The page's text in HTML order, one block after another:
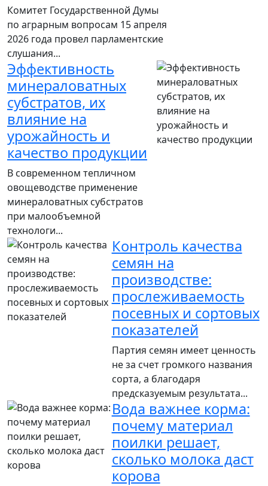
Комитет Государственной Думы
по аграрным вопросам 15 апреля
2026 года провел парламентские
слушания...
Эффективность
минераловатных
субстратов, их
влияние на
урожайность и
качество продукции
В современном тепличном
овощеводстве применение
минераловатных субстратов
при малообъемной
технологи...
Контроль качества
семян на
производстве:
прослеживаемость
посевных и сортовых
показателей
Партия семян имеет ценность
не за счет громкого названия
сорта, а благодаря
предсказуемым результата...
Вода важнее корма:
почему материал
поилки решает,
сколько молока даст
корова